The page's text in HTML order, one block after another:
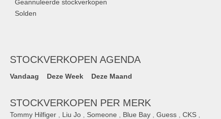
Geannuleerde stockverkopen
Solden
STOCKVERKOPEN AGENDA
Vandaag Deze Week Deze Maand
STOCKVERKOPEN PER MERK
Tommy Hilfiger Liu Jo Someone Blue Bay Guess CKS